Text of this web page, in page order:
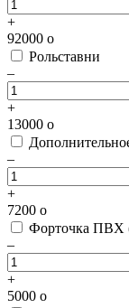
+
92000 o
Рольставни
–
+
13000 o
–
+
7200 o
Форточка ПВХ
–
+
5000 o